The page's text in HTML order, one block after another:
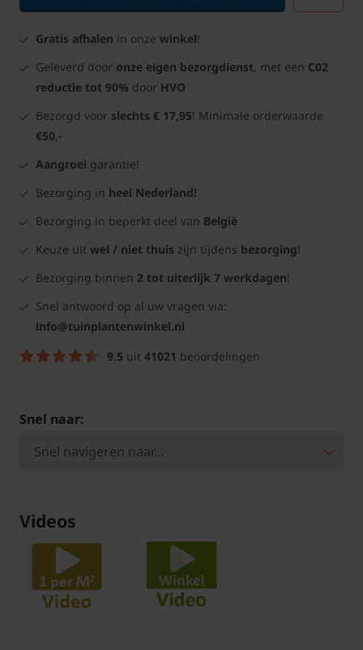
Gratis afhalen in onze winkel!
Geleverd door onze eigen bezorgdienst, met een C02
reductie tot 90% door HVO
Bezorgd voor slechts € 17,95! Minimale orderwaarde
€50,-
Aangroei garantie!
Bezorging in heel Nederland!
Bezorging in beperkt deel van België
Keuze uit wel / niet thuis zijn tijdens bezorging!
Bezorging binnen 2 tot uiterlijk 7 werkdagen!
Snel antwoord op al uw vragen via:
info@tuinplantenwinkel.nl
9.5 uit 41021 beoordelingen
Snel naar:
Videos